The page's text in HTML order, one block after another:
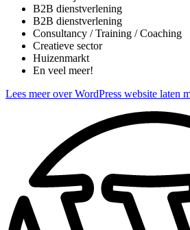
B2B dienstverlening
B2B dienstverlening
Consultancy / Training / Coaching
Creatieve sector
Huizenmarkt
En veel meer!
Lees meer over WordPress website laten